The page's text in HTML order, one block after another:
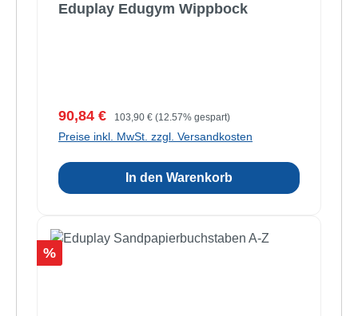
Eduplay Edugym Wippbock
Verkaufspreis:
90,84 € Regulärer Preis:
103,90 € (12.57% gespart)
Preise inkl. MwSt. zzgl. Versandkosten
In den Warenkorb
Rabatt
%